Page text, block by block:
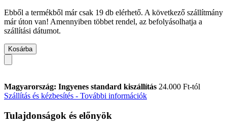
Ebből a termékből már csak 19 db elérhető. A következő szállítmány
már úton van! Amennyiben többet rendel, az befolyásolhatja a
szállítási dátumot.
Kosárba
Magyarország: Ingyenes standard kiszállítás 24.000 Ft-tól
Szállítás és kézbesítés - További információk
Tulajdonságok és előnyök